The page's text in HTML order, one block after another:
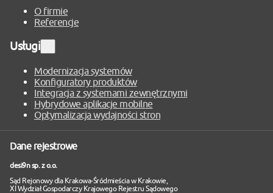
O firmie
Referencje
Usługi Rozwiń
sekcję
Modernizacja systemów
Konfiguratory produktów
Integracja z systemami zewnętrznymi
Hybrydowe aplikacje mobilne
Optymalizacja wydajności stron
Dane rejestrowe
desi9n sp. z o.o.
Sąd Rejonowy dla Krakowa-Śródmieścia w Krakowie,
XI Wydział Gospodarczy Krajowego Rejestru Sądowego